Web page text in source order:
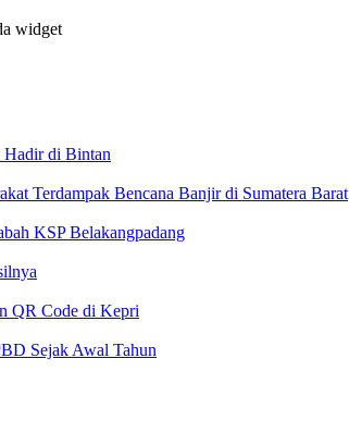
widget
Hadir di Bintan
Terdampak Bencana Banjir di Sumatera Barat
KSP Belakangpadang
QR Code di Kepri
Sejak Awal Tahun